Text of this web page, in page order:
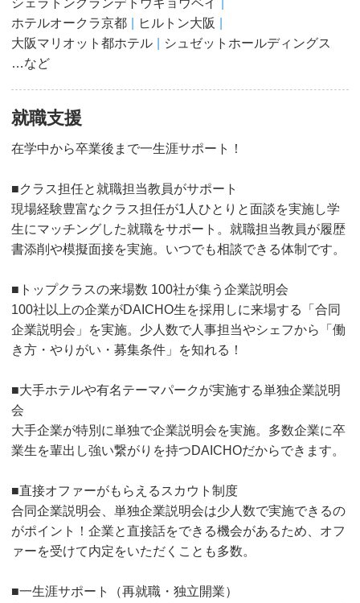
ホテルオークラ京都
ヒルトン大阪
大阪マリオット都ホテル
シュゼットホールディングス
…など
就職支援
在学中から卒業後まで一生涯サポート！
■クラス担任と就職担当教員がサポート
現場経験豊富なクラス担任が1人ひとりと面談を実施し学
生にマッチングした就職をサポート。就職担当教員が履歴
書添削や模擬面接を実施。いつでも相談できる体制です。
■トップクラスの来場数 100社が集う企業説明会
100社以上の企業がDAICHO生を採用しに来場する「合同
企業説明会」を実施。少人数で人事担当やシェフから「働
き方・やりがい・募集条件」を知れる！
■大手ホテルや有名テーマパークが実施する単独企業説明
会
大手企業が特別に単独で企業説明会を実施。多数企業に卒
業生を輩出し強い繋がりを持つDAICHOだからできます。
■直接オファーがもらえるスカウト制度
合同企業説明会、単独企業説明会は少人数で実施できるの
がポイント！企業と直接話をできる機会があるため、オフ
ァーを受けて内定をいただくことも多数。
■一生涯サポート（再就職・独立開業）